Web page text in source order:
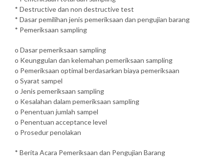
* Destructive dan non destructive test
* Dasar pemilihan jenis pemeriksaan dan pengujian barang
* Pemeriksaan sampling
o Dasar pemeriksaan sampling
o Keunggulan dan kelemahan pemeriksaan sampling
o Pemeriksaan optimal berdasarkan biaya pemeriksaan
o Syarat sampel
o Jenis pemeriksaan sampling
o Kesalahan dalam pemeriksaan sampling
o Penentuan jumlah sampel
o Penentuan acceptance level
o Prosedur penolakan
* Berita Acara Pemeriksaan dan Pengujian Barang